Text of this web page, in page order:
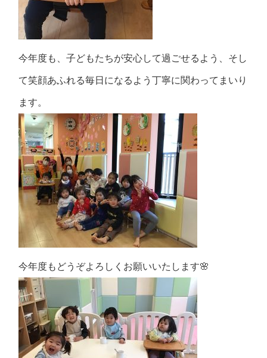
今年度も、子どもたちが安心して過ごせるよう、そし
て笑顔あふれる毎日になるよう丁寧に関わってまいり
ます。
今年度もどうぞよろしくお願いいたします🌸